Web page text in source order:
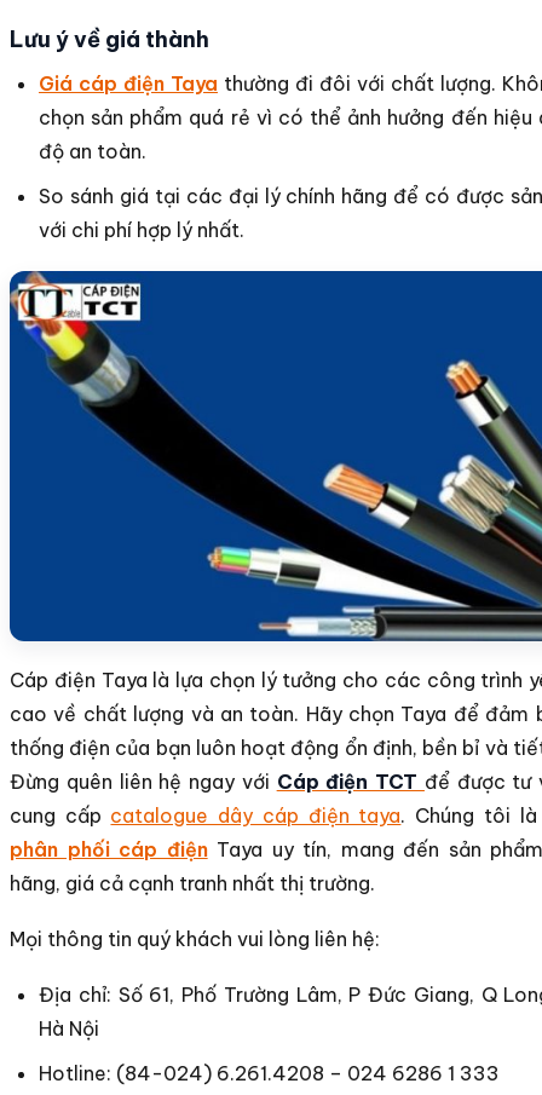
Lưu ý về giá thành
Giá cáp điện Taya thường đi đôi với chất lượng.
chọn sản phẩm quá rẻ vì có thể ảnh hưởng đến hiệu
độ an toàn.
So sánh giá tại các đại lý chính hãng để có được
với chi phí hợp lý nhất.
Cáp điện Taya là lựa chọn lý tưởng cho các công trình
cao về chất lượng và an toàn. Hãy chọn Taya để đảm
thống điện của bạn luôn hoạt động ổn định, bền bỉ và
Đừng quên liên hệ ngay với Cáp điện TCT để được tư
cung cấp catalogue dây cáp điện taya. Chúng tôi
phân phối cáp điệnTaya uy tín, mang đến sản
hãng, giá cả cạnh tranh nhất thị trường.
Mọi thông tin quý khách vui lòng liên hệ:
Địa chỉ: Số 61, Phố Trường Lâm, P Đức Giang, Q
Hà Nội
Hotline: (84-024) 6.261.4208 – 024 6286 1 333